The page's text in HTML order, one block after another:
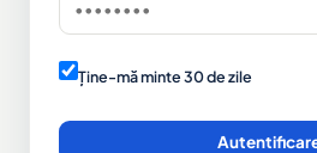
Ține-mă minte 30 de zile